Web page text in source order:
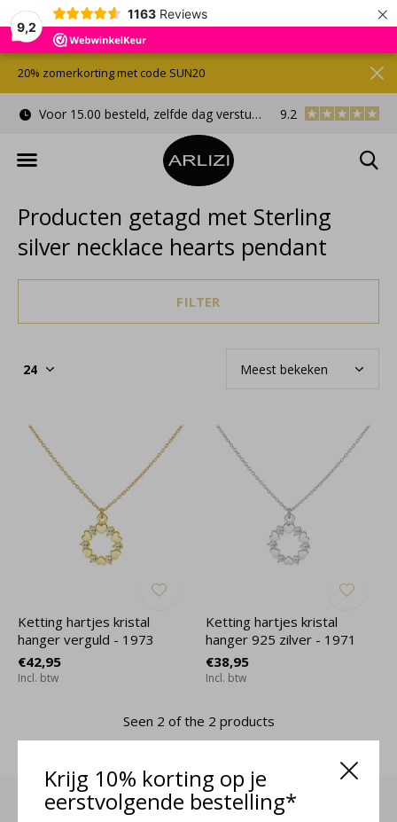
9,2
1163 Reviews ×
Krijg 10% korting op je
eerstvolgende bestelling*
Voor 15.00 besteld, zelfde dag verstuurd Gratis
9.2
20% zomerkorting met code SUN20
Producten getagd met Sterling
silver necklace hearts pendant
FILTER
Ketting hartjes kristal
hanger verguld - 1973
€42,95
Incl. btw
Ketting hartjes kristal
hanger 925 zilver - 1971
€38,95
Incl. btw
Seen 2 of the 2 products